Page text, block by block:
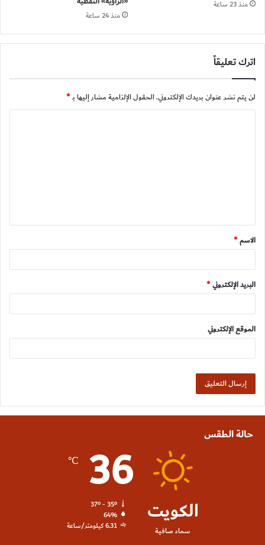
منذ 23 ساعة
منذ 24 ساعة
اترك تعليقاً
لن يتم نشر عنوان بريدك الإلكتروني.الحقول الإلزامية مشار إليها بـ*
ق
*
الاسم*
البريد الإلكتروني*
الموقع الإلكتروني
حالة الطقس
الكويت
سماء صافية
36
℃
37º - 35º
64%
6.31 كيلومتر/ساعة